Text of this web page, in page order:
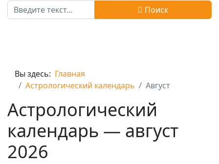
Поиск
Поиск
Вы здесь: Главная
Астрологический календарь
Август
Астрологический
календарь — август
2026